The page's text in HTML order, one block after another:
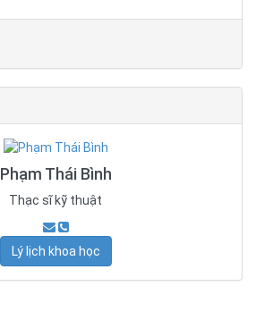
Phạm Thái Bình
Thạc sĩ kỹ thuật
Lý lịch khoa học